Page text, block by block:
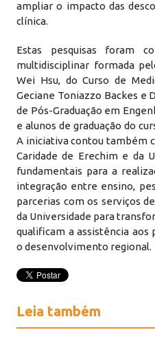
ampliar o impacto das
clínica.
Estas pesquisas foram
multidisciplinar formada
Wei Hsu, do Curso de
Geciane Toniazzo Backes e
de Pós-Graduação em
e alunos de graduação do
A iniciativa contou também
Caridade de Erechim e da
fundamentais para a
integração entre ensino,
parcerias com os serviços
da Universidade para
qualificam a assistência
o desenvolvimento regional.
Leia também